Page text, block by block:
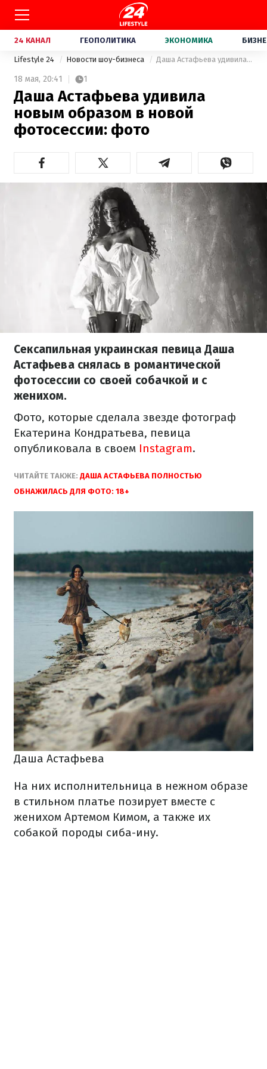
24 КАНАЛ ГЕОПОЛИТИКА ЭКОНОМИКА
Lifestyle 24 Новости шоу-бизнеса Даша Астафьева удивила новым образом в новой фотосессии: фото
18 мая, 20:41 1
Даша Астафьева удивила
новым образом в новой
фотосессии: фото
Сексапильная украинская певица Даша
Астафьева снялась в романтической
фотосессии со своей собачкой и с
женихом.
Фото, которые сделала звезде фотограф
Екатерина Кондратьева, певица
опубликовала в своем Instagram.
ЧИТАЙТЕ ТАКЖЕ: ДАША АСТАФЬЕВА ПОЛНОСТЬЮ
ОБНАЖИЛАСЬ ДЛЯ ФОТО: 18+
Даша Астафьева
На них исполнительница в нежном образе
в стильном платье позирует вместе с
женихом Артемом Кимом, а также их
собакой породы сиба-ину.